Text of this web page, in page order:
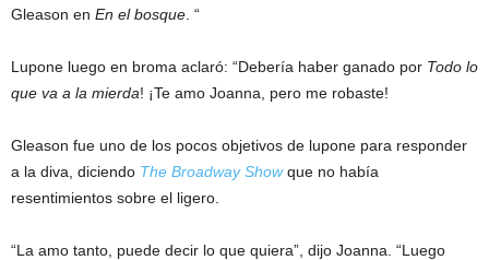
Gleason en En el bosque . “
Lupone luego en broma aclaró: “Debería haber ganado por Todo lo
que va a la mierda! ¡Te amo Joanna, pero me robaste!
Gleason fue uno de los pocos objetivos de lupone para responder
a la diva, diciendo The Broadway Showque no había
resentimientos sobre el ligero.
“La amo tanto, puede decir lo que quiera”, dijo Joanna. “Luego